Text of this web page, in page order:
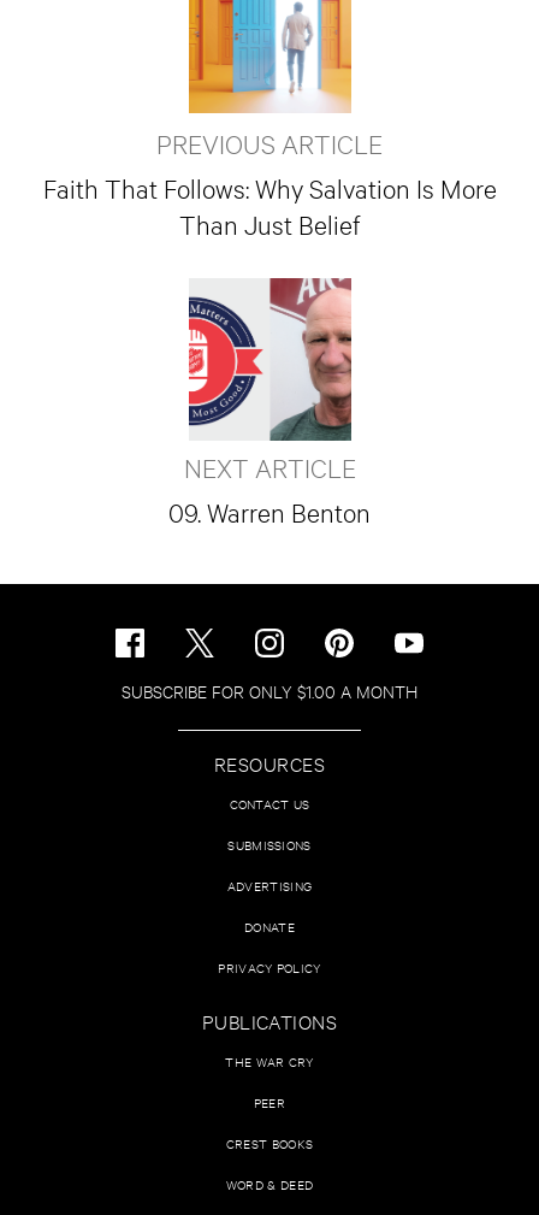
PREVIOUS ARTICLE
Faith That Follows: Why Salvation Is More
Than Just Belief
NEXT ARTICLE
09. Warren Benton
SUBSCRIBE FOR ONLY $1.00 A MONTH
RESOURCES
CONTACT US
SUBMISSIONS
ADVERTISING
DONATE
PRIVACY POLICY
PUBLICATIONS
THE WAR CRY
PEER
CREST BOOKS
WORD & DEED